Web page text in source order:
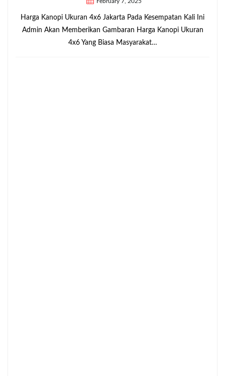
Harga Kanopi Ukuran 4x6 Jakarta Pada Kesempatan Kali Ini
Admin Akan Memberikan Gambaran Harga Kanopi Ukuran
4x6 Yang Biasa Masyarakat…